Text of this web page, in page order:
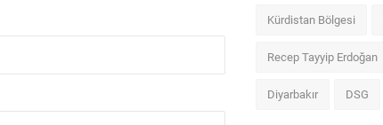
Kürdistan Bölgesi
Recep Tayyip Erdoğan
Diyarbakır DSG